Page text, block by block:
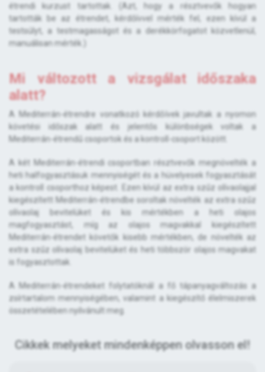
étrendi kurzust tartottak. (Azt, hogy a résztvevők hogyan
tartották be az étrendet, kérdőívvel mérték fel, ezen kívül a
testsúlyt, a testmagasságot és a derékkörfogatot közvetlenül,
manuálisan mérték.)
Mi változott a vizsgálat időszaka
alatt?
A Mediterrán-étrendre vonatkozó kérdőívek javultak a nyomon
követési időszak alatt és jelentős különbségek voltak a
Mediterrán-étrendű csoportok és a kontroll-csoport között.
A két Mediterrán-étrendi csoportban résztvevők megnövelték a
heti halfogyasztásuk mennyiségét és a hüvelyesek fogyasztását
a kontroll csoporthoz képest. Ezen kívül az extra szűz olívaolajjal
kiegészített Mediterrán-étrendbe soroltak növelték az extra szűz
olívaolaj bevitelüket és kis mértékben a heti olajos
magfogyasztást, míg az olajos magvakkal kiegészített
Mediterrán-étrendet követők kisebb mértékben, de növelték az
extra szűz olívaolaj bevitelüket és heti többször olajos magvakat
is fogyasztottak.
A Mediterrán-étrendeket folytatóknál a fő tápanyagváltozás a
zsírtartalom mennyiségében, valamint a kiegészítő élelmiszerek
összetételében nyilvánult meg.
Cikkek melyeket mindenképpen olvasson el!